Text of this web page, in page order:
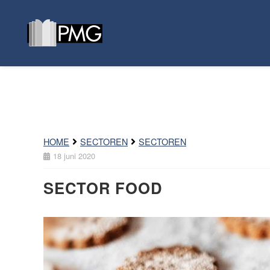
HOME SECTOREN SECTOREN
18 juni 2020
SECTOR FOOD